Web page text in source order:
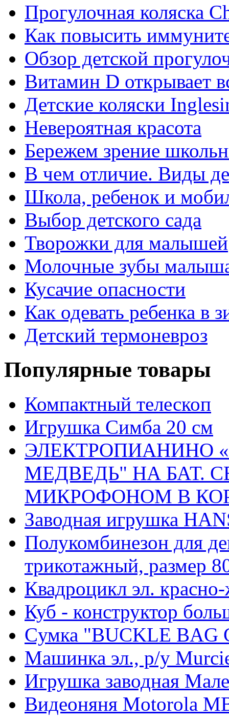
Прогулочная коляска
Как повысить
Обзор детской
Витамин D открывает
Детские коляски
Невероятная красота
Бережем зрение
В чем отличие. Виды
Школа, ребенок и
Выбор детского сада
Творожки для малышей
Молочные зубы
Кусачие опасности
Как одевать ребенка в
Детский термоневроз
Популярные товары
Компактный телескоп
Игрушка Симба 20 см
ЭЛЕКТРОПИАНИНО
МЕДВЕДЬ" НА БАТ.
МИКРОФОНОМ В КОР.
Заводная игрушка
Полукомбинезон для
трикотажный, размер
Квадроцикл эл.
Куб - конструктор
Cумка "BUCKLE BAG
Машинка эл., р/у
Игрушка заводная
Видеоняня Motorola